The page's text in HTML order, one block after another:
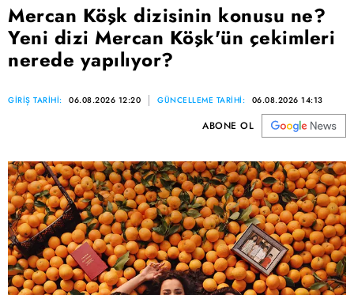
Mercan Köşk dizisinin konusu ne?
Yeni dizi Mercan Köşk'ün çekimleri
nerede yapılıyor?
GİRİŞ TARİHİ: 06.08.2026 12:20 GÜNCELLEME TARİHİ: 06.08.2026 14:13
ABONE OL